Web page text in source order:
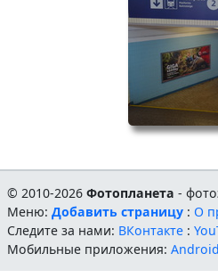
© 2010-2026Фотопланета -
Меню:Добавить страницу : О
Следите за нами: ВКонтакте :
Мобильные приложения:Android